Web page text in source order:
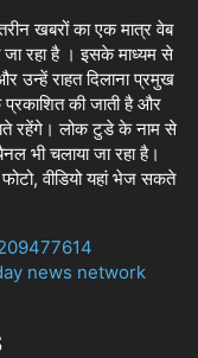
खबरों का एक मात्र वेब
जा रहा है । इसके माध्यम से
उन्हें राहत दिलाना प्रमुख
प्रकाशित की जाती है और
रहेंगे। लोक टुडे के नाम से
भी चलाया जा रहा है।
वीडियो यहां भेज सकते
news network